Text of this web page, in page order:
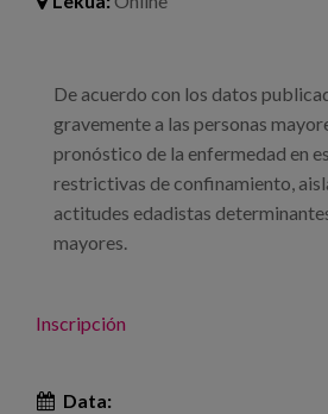
De acuerdo con los datos
gravemente a las personas
pronóstico de la enfermedad en
restrictivas de confinamiento,
actitudes edadistas
mayores.
Inscripción
Data: